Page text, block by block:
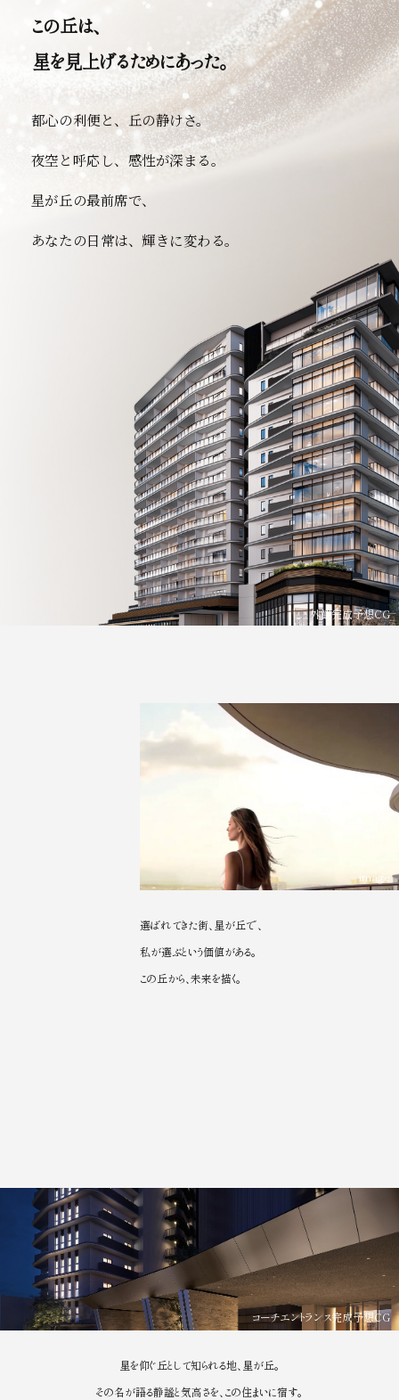
この丘は、
星を見上げるためにあった。
都心の利便と、丘の静けさ。
夜空と呼応し、感性が深まる。
星が丘の最前席で、
あなたの日常は、輝きに変わる。
外観完成予想CG
image
選ばれてきた街、星が丘で、
私が選ぶという価値がある。
この丘から、未来を描く。
コーチエントランス完成予想CG
星を仰ぐ丘として知られる地、星が丘。
その名が語る静謐と気高さを、この住まいに宿す。